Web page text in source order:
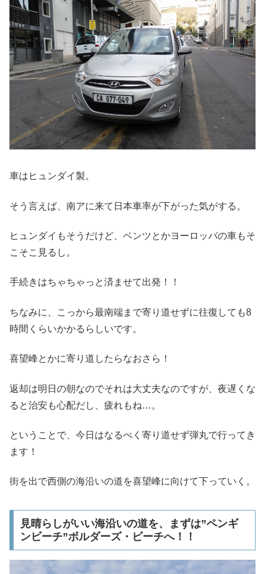
車はヒュンダイ製。
そう言えば、南アに来て日本車率が下がった気がする。
ヒュンダイもそうだけど、ベンツとかヨーロッパの車もそ
こそこ見るし。
手続きはちゃちゃっと済ませて出発！！
ちなみに、こっから最南端まで寄り道せずに往復しても8
時間くらいかかるらしいです。
喜望峰とかに寄り道したらなおさら！
返却は明日の朝なのでそれは大丈夫なのですが、夜遅くな
ると治安も心配だし、疲れもね…。
ということで、今日はなるべく寄り道せず弾丸で行ってき
ます！
街を出で西側の海沿いの道を喜望峰に向けて下っていく。
見晴らしがいい海沿いの道を、まずは”ペンギ
ンビーチ”ボルダーズ・ビーチへ！！